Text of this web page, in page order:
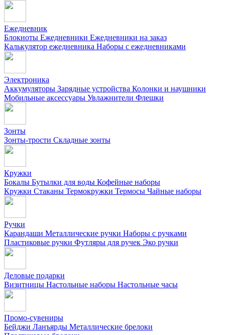
Ежедневник
Блокноты Ежедневники Ежедневники на заказ
Калькулятор ежедневника Наборы с ежедневниками
Электроника
Аккумуляторы Зарядные устройства Колонки и наушники
Мобильные аксессуары Увлажнители Флешки
Зонты
Зонты-трости Складные зонты
Кружки
Бокалы Бутылки для воды Кофейные наборы
Кружки Стаканы Термокружки Термосы Чайные наборы
Ручки
Карандаши Металлические ручки Наборы с ручками
Пластиковые ручки Футляры для ручек Эко ручки
Деловые подарки
Визитницы Настольные наборы Настольные часы
Промо-сувениры
Бейджи Ланъярды Металлические брелоки